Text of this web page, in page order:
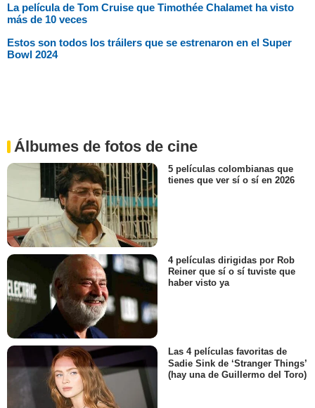
La película de Tom Cruise que Timothée Chalamet ha visto
más de 10 veces
Estos son todos los tráilers que se estrenaron en el Super
Bowl 2024
Álbumes de fotos de cine
5 películas colombianas que
tienes que ver sí o sí en 2026
4 películas dirigidas por Rob
Reiner que sí o sí tuviste que
haber visto ya
Las 4 películas favoritas de
Sadie Sink de ‘Stranger Things’
(hay una de Guillermo del Toro)